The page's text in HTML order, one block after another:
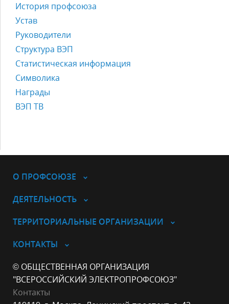
История профсоюза
Устав
Руководители
Структура ВЭП
Статистическая информация
Символика
Награды
ВЭП ТВ
О ПРОФСОЮЗЕ
ДЕЯТЕЛЬНОСТЬ
ТЕРРИТОРИАЛЬНЫЕ ОРГАНИЗАЦИИ
КОНТАКТЫ
© ОБЩЕСТВЕННАЯ ОРГАНИЗАЦИЯ
"ВСЕРОССИЙСКИЙ ЭЛЕКТРОПРОФСОЮЗ"
Контакты